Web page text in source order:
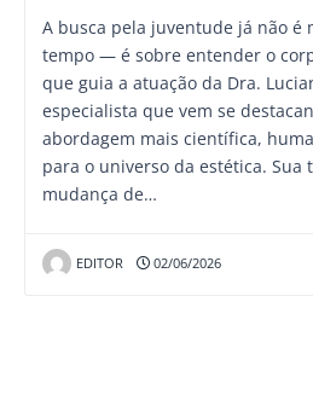
A busca pela juventude já não é
tempo — é sobre entender o
que guia a atuação da Dra.
especialista que vem se
abordagem mais científica,
para o universo da estética. Sua
mudança de…
EDITOR 02/06/2026